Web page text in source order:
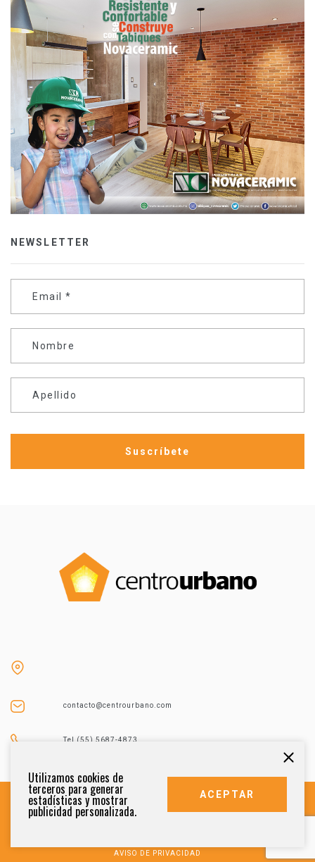
NEWSLETTER
Email *
Nombre
Apellido
contacto@centrourbano.com
Tel (55) 5687-4873
AVISO DE PRIVACIDAD
Utilizamos cookies de
terceros para generar
estadísticas y mostrar
publicidad personalizada.
ACEPTAR